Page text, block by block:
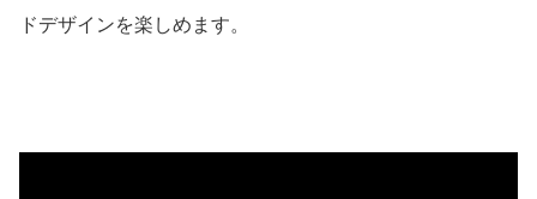
ドデザインを楽しめます。